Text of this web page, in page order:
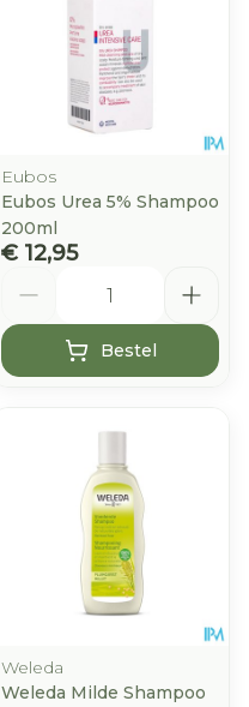
Eubos
Eubos Urea 5% Shampoo
200ml
€ 12,95
Bestel
Weleda
Weleda Milde Shampoo